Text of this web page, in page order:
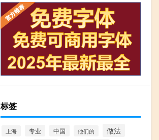
标签
上海 专业 中国 他们的 做法